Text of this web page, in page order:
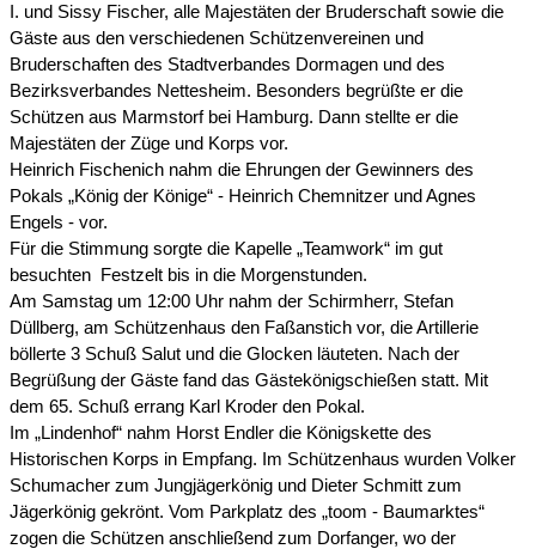
I. und Sissy Fischer, alle Majestäten der Bruderschaft sowie die
Gäste aus den verschiedenen Schützenvereinen und
Bruderschaften des Stadtverbandes Dormagen und des
Bezirksverbandes Nettesheim. Besonders begrüßte er die
Schützen aus Marmstorf bei Hamburg. Dann stellte er die
Majestäten der Züge und Korps vor.
Heinrich Fischenich nahm die Ehrungen der Gewinners des
Pokals „König der Könige“ - Heinrich Chemnitzer und Agnes
Engels - vor.
Für die Stimmung sorgte die Kapelle „Teamwork“ im gut
besuchten Festzelt bis in die Morgenstunden.
Am Samstag um 12:00 Uhr nahm der Schirmherr, Stefan
Düllberg, am Schützenhaus den Faßanstich vor, die Artillerie
böllerte 3 Schuß Salut und die Glocken läuteten. Nach der
Begrüßung der Gäste fand das Gästekönigschießen statt. Mit
dem 65. Schuß errang Karl Kroder den Pokal.
Im „Lindenhof“ nahm Horst Endler die Königskette des
Historischen Korps in Empfang. Im Schützenhaus wurden Volker
Schumacher zum Jungjägerkönig und Dieter Schmitt zum
Jägerkönig gekrönt. Vom Parkplatz des „toom - Baumarktes“
zogen die Schützen anschließend zum Dorfanger, wo der